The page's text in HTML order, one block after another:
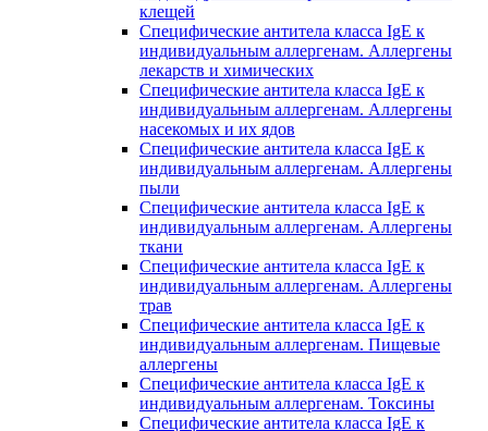
клещей
Специфические антитела класса IgE к
индивидуальным аллергенам. Аллергены
лекарств и химических
Специфические антитела класса IgE к
индивидуальным аллергенам. Аллергены
насекомых и их ядов
Специфические антитела класса IgE к
индивидуальным аллергенам. Аллергены
пыли
Специфические антитела класса IgE к
индивидуальным аллергенам. Аллергены
ткани
Специфические антитела класса IgE к
индивидуальным аллергенам. Аллергены
трав
Специфические антитела класса IgE к
индивидуальным аллергенам. Пищевые
аллергены
Специфические антитела класса IgE к
индивидуальным аллергенам. Токсины
Специфические антитела класса IgE к